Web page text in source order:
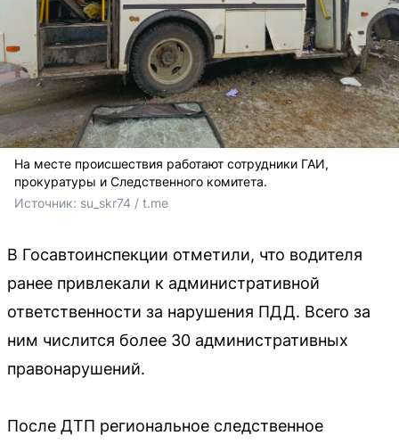
На месте происшествия работают сотрудники ГАИ,
прокуратуры и Следственного комитета.
Источник: su_skr74 / t.me
В Госавтоинспекции отметили, что водителя
ранее привлекали к административной
ответственности за нарушения ПДД. Всего за
ним числится более 30 административных
правонарушений.
После ДТП региональное следственное